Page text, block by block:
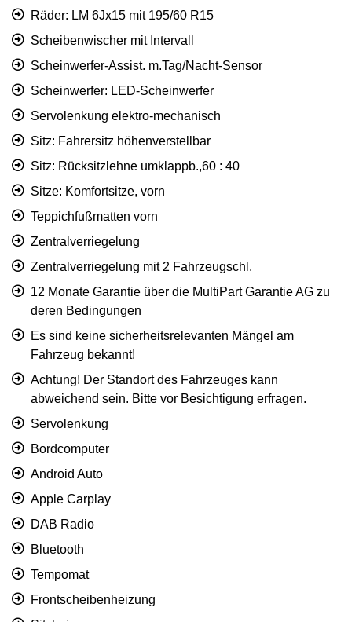
Räder: LM 6Jx15 mit 195/60 R15
Scheibenwischer mit Intervall
Scheinwerfer-Assist. m.Tag/Nacht-Sensor
Scheinwerfer: LED-Scheinwerfer
Servolenkung elektro-mechanisch
Sitz: Fahrersitz höhenverstellbar
Sitz: Rücksitzlehne umklappb.,60 : 40
Sitze: Komfortsitze, vorn
Teppichfußmatten vorn
Zentralverriegelung
Zentralverriegelung mit 2 Fahrzeugschl.
12 Monate Garantie über die MultiPart Garantie AG zu
deren Bedingungen
Es sind keine sicherheitsrelevanten Mängel am
Fahrzeug bekannt!
Achtung! Der Standort des Fahrzeuges kann
abweichend sein. Bitte vor Besichtigung erfragen.
Servolenkung
Bordcomputer
Android Auto
Apple Carplay
DAB Radio
Bluetooth
Tempomat
Frontscheibenheizung